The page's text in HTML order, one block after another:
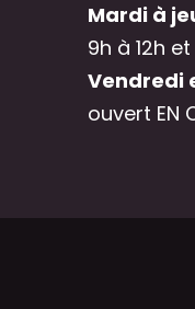
Mardi à
9h à 12h et
Vendredi
ouvert EN